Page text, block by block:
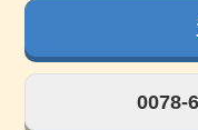
0078-